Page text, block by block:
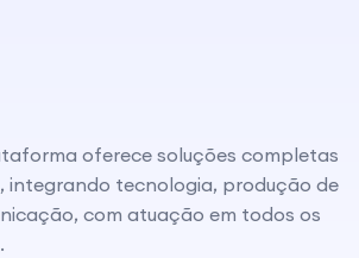
oferece soluções completas
integrando tecnologia, produção de
com atuação em todos os